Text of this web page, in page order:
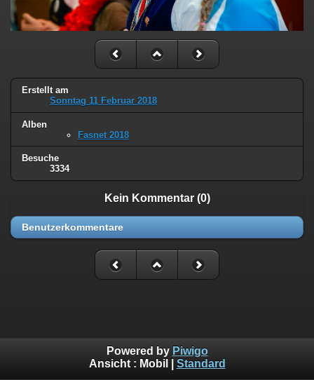
Erstellt am
Sonntag 11 Februar 2018
Alben
Fasnet 2018
Besuche
3334
Kein Kommentar (0)
Benutzerkommentare
Powered by Piwigo
Ansicht : Mobil Standard